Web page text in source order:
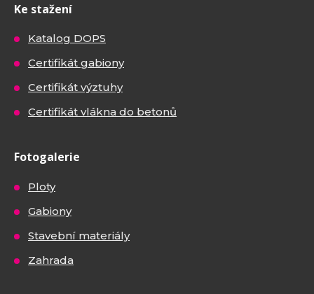
Ke stažení
Katalog DOPS
Certifikát gabiony
Certifikát výztuhy
Certifikát vlákna do betonů
Fotogalerie
Ploty
Gabiony
Stavební materiály
Zahrada